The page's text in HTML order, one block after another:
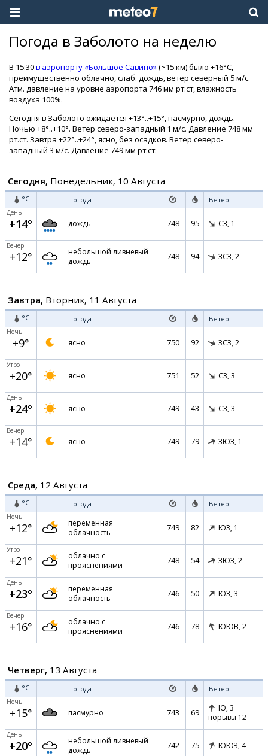
Погода в Заболото на неделю
В 15:30в аэропорту «Большое Савино»(~15 км) было +16°C,
преимущественно облачно, слаб. дождь, ветер северный 5 м/с.
Атм. давление на уровне аэропорта 746 мм рт.ст, влажность
воздуха 100%.
Сегодня в Заболото ожидается +13°..+15°, пасмурно, дождь.
Ночью +8°..+10°. Ветер северо-западный 1 м/с. Давление 748 мм
рт.ст. Завтра +22°..+24°, ясно, без осадков. Ветер северо-
западный 3 м/с. Давление 749 мм рт.ст.
Сегодня, Понедельник, 10 Августа
°C Погода Ветер
День
+14° дождь 748 95 СЗ, 1
Вечер
+12°
небольшой ливневый
дождь
748 94 ЗСЗ, 2
Завтра, Вторник, 11 Августа
°C Погода Ветер
Ночь
+9° ясно 750 92 ЗСЗ, 2
Утро
+20° ясно 751 52 СЗ, 3
День
+24° ясно 749 43 СЗ, 3
Вечер
+14° ясно 749 79 ЗЮЗ, 1
Среда, 12 Августа
°C Погода Ветер
Ночь
+12°
переменная
облачность
749 82 ЮЗ, 1
Утро
+21°
облачно с
прояснениями
748 54 ЗЮЗ, 2
День
+23°
переменная
облачность
746 50 ЮЗ, 3
Вечер
+16°
облачно с
прояснениями
746 78 ЮЮВ, 2
Четверг, 13 Августа
°C Погода Ветер
Ночь
+15° пасмурно 743 69 Ю, 3
порывы 12
День
+20°
небольшой ливневый
дождь
742 75 ЮЮЗ, 4